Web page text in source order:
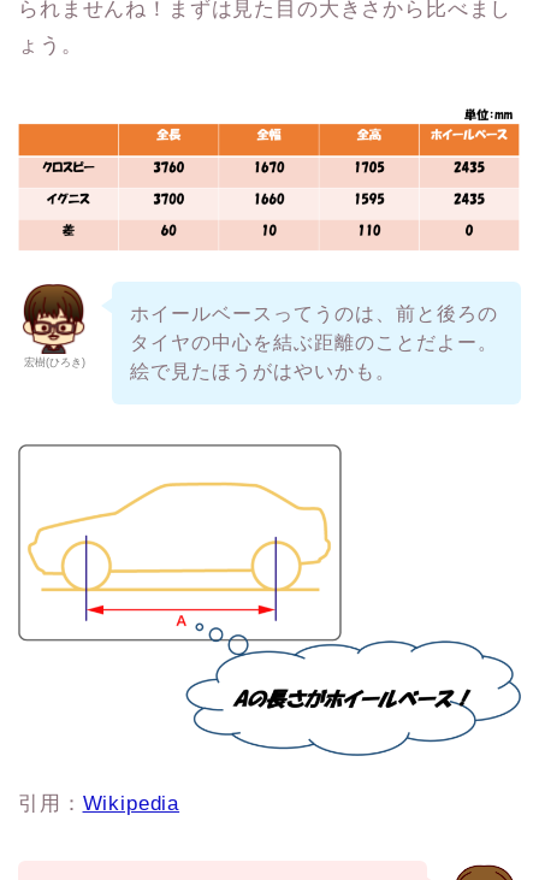
られませんね！まずは見た目の大きさから比べまし
ょう。
宏樹(ひろき)
ホイールベースってうのは、前と後ろの
タイヤの中心を結ぶ距離のことだよー。
絵で見たほうがはやいかも。
引用： Wikipedia